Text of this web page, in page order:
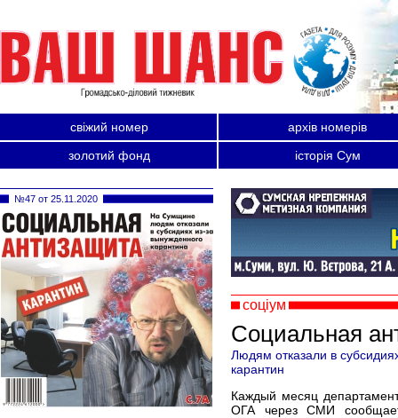
свіжий номер
архів номерів
золотий фонд
історія Сум
соціум
Социальная
Людям отказали в
карантин
Каждый месяц
ОГА через СМИ
№47 от 25.11.2020